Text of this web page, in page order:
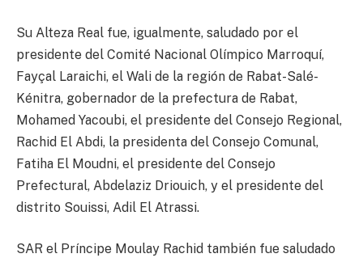
Su Alteza Real fue, igualmente, saludado por el
presidente del Comité Nacional Olímpico Marroquí,
Fayçal Laraichi, el Wali de la región de Rabat-Salé-
Kénitra, gobernador de la prefectura de Rabat,
Mohamed Yacoubi, el presidente del Consejo Regional,
Rachid El Abdi, la presidenta del Consejo Comunal,
Fatiha El Moudni, el presidente del Consejo
Prefectural, Abdelaziz Driouich, y el presidente del
distrito Souissi, Adil El Atrassi.
SAR el Príncipe Moulay Rachid también fue saludado